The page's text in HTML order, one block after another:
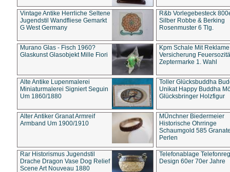
Vintage Antike Herrliche Seltene
Jugendstil Wandfliese Gemarkt
G West Germany
R&b Vorlegebesteck
Silber Robbe & Berking
Rosenmuster 6 Tlg.
Murano Glas - Fisch 1960?
Glaskunst Glasobjekt Mille Fiori
Kpm Schale Mit Reklame
Versicherung
Zeptermarke 1. Wahl
Alte Antike Lupenmalerei
Miniaturmalerei Signiert Seguin
Um 1860/1880
Toller Glücksbuddha
Unikat Happy Buddha
Glücksbringer Holzfigur
Alter Antiker Granat Armreif
Armband Um 1900/1910
MÜnchner Biedermeier
Historische Ohrringe
Schaumgold 585
Perlen
Rar Historismus Jugendstil
Drache Dragon Vase Dog Relief
Scene Art Nouveau 1880
Telefonablage
Design 60er 70er Jahre